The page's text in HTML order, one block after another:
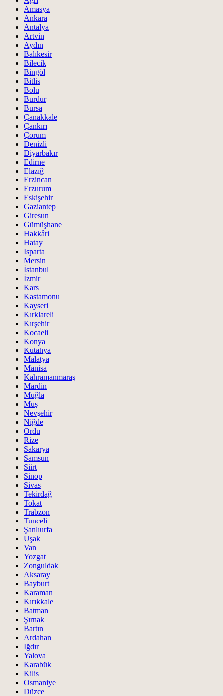
Amasya
Ankara
Antalya
Artvin
Aydın
Balıkesir
Bilecik
Bingöl
Bitlis
Bolu
Burdur
Bursa
Çanakkale
Çankırı
Çorum
Denizli
Diyarbakır
Edirne
Elazığ
Erzincan
Erzurum
Eskişehir
Gaziantep
Giresun
Gümüşhane
Hakkâri
Hatay
Isparta
Mersin
İstanbul
İzmir
Kars
Kastamonu
Kayseri
Kırklareli
Kırşehir
Kocaeli
Konya
Kütahya
Malatya
Manisa
Kahramanmaraş
Mardin
Muğla
Muş
Nevşehir
Niğde
Ordu
Rize
Sakarya
Samsun
Siirt
Sinop
Sivas
Tekirdağ
Tokat
Trabzon
Tunceli
Şanlıurfa
Uşak
Van
Yozgat
Zonguldak
Aksaray
Bayburt
Karaman
Kırıkkale
Batman
Şırnak
Bartın
Ardahan
Iğdır
Yalova
Karabük
Kilis
Osmaniye
Düzce